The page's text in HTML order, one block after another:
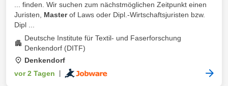
... finden. Wir suchen zum nächstmöglichen Zeitpunkt einen
Juristen, Masterof Laws oder Dipl.-Wirtschaftsjuristen bzw.
Dipl ...
Deutsche Institute für Textil- und Faserforschung
Denkendorf (DITF)
Denkendorf
vor 2 Tagen